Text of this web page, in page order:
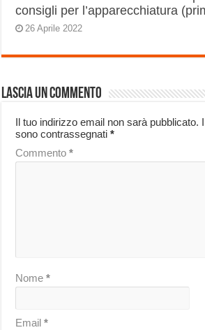
consigli per l’apparecchiatura
26 Aprile 2022
Lascia un commento
Il tuo indirizzo email non sarà pubblicato.
sono contrassegnati*
Commento*
Nome*
Email*